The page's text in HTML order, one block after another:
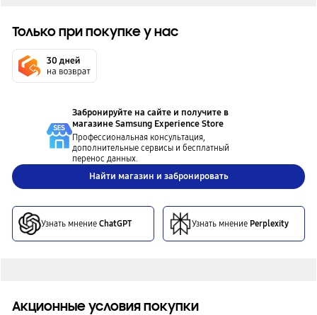
Только при покупке у нас
Забронируйте на сайте и получите в
магазинеSamsung Experience Store
Профессиональная консультация,
дополнительные сервисы и бесплатный
перенос данных.
Найти магазин и забронировать
Узнать мнение ChatGPT Узнать мнение Perplexity
Акционные условия покупки